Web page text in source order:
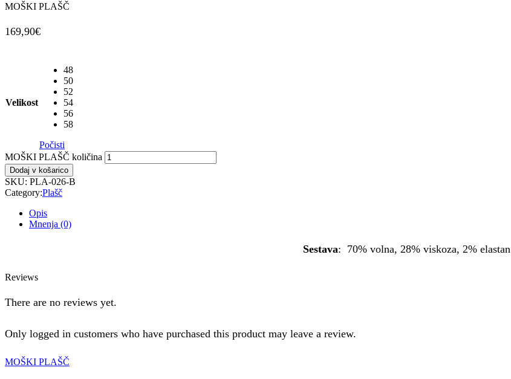
MOŠKI PLAŠČ
169,90€
Velikost
48
50
52
54
56
58
Počisti
MOŠKI PLAŠČ količina
Dodaj v košarico
SKU: PLA-026-B
Category:Plašč
Opis
Mnenja (0)
Sestava: 70% volna, 28% viskoza, 2% elastan
Reviews
There are no reviews yet.
Only logged in customers who have purchased this product may leave a review.
MOŠKI PLAŠČ